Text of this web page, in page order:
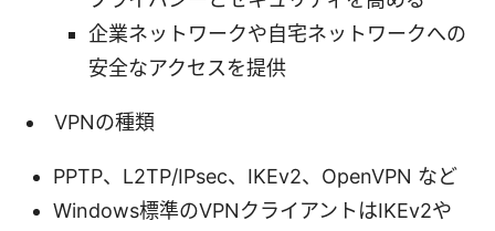
企業ネットワークや自宅ネットワークへの
安全なアクセスを提供
VPNの種類
PPTP、L2TP/IPsec、IKEv2、OpenVPN など
Windows標準のVPNクライアントはIKEv2や